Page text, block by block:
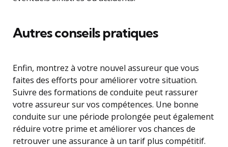
Autres conseils pratiques
Enfin, montrez à votre nouvel assureur que vous
faites des efforts pour améliorer votre situation.
Suivre des formations de conduite peut rassurer
votre assureur sur vos compétences. Une bonne
conduite sur une période prolongée peut également
réduire votre prime et améliorer vos chances de
retrouver une assurance à un tarif plus compétitif.